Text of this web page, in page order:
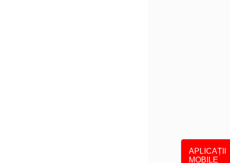
APLICAȚII
MOBILE